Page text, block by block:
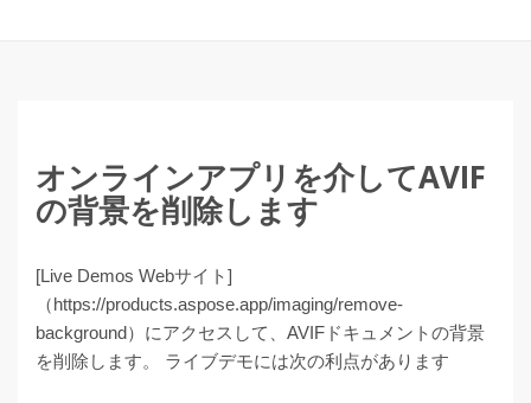
オンラインアプリを介してAVIF
の背景を削除します
[Live Demos Webサイト]
（https://products.aspose.app/imaging/remove-
background）にアクセスして、AVIFドキュメントの背景
を削除します。 ライブデモには次の利点があります